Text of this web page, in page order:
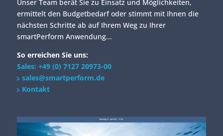
Unser Team berät Sie zu Einsatz und Möglichkeiten,
ermittelt den Budgetbedarf oder stimmt mit Ihnen die
nächsten Schritte ab auf Ihrem Weg zu Ihrer
smartPerform Anwendung...
So erreichen Sie uns:
Sales: +49 (0) 7127 20973-00
sales@smartperform.de
Kontakt